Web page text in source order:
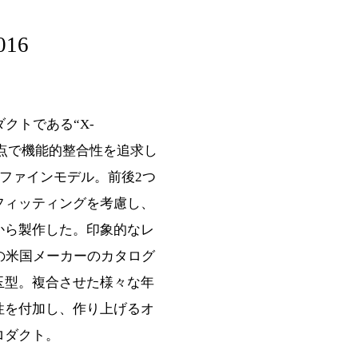
クトである“X-
で機能的整合性を追求し
ァインモデル。前後2つ
ッティングを考慮し、
製作した。印象的なレ
国メーカーのカタログ
。複合させた様々な年
付加し、作り上げるオ
クト。